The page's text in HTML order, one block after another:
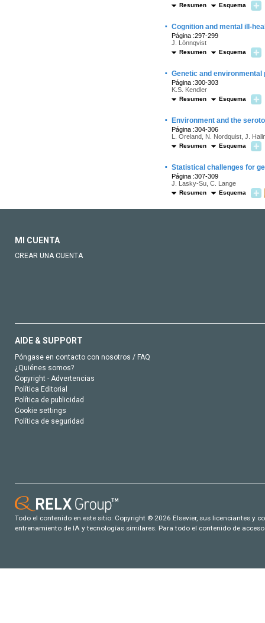
Resumen Esquema
· Cognition and mental ill-
Página :297-299
J. Lönnqvist
Resumen Esquema
· Genetic and
Página :300-303
K.S. Kendler
Resumen Esquema
· Environment and the
Página :304-306
L. Oreland, N. Nordquist, J.
Resumen Esquema
· Statistical challenges for
Página :307-309
J. Lasky-Su, C. Lange
Resumen Esquema
MI CUENTA
CREAR UNA CUENTA
AIDE & SUPPORT
Póngase en contacto con nosotros / FAQ
¿Quiénes somos?
Copyright - Advertencias
Política Editorial
Política de publicidad
Cookie settings
Política de seguridad
Todo el contenido en este sitio: Copyright © 2026 Elsevier, sus licenciantes y
entrenamiento de IA y tecnologías similares. Para todo el contenido de